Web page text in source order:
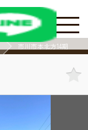
市川市本北方14期